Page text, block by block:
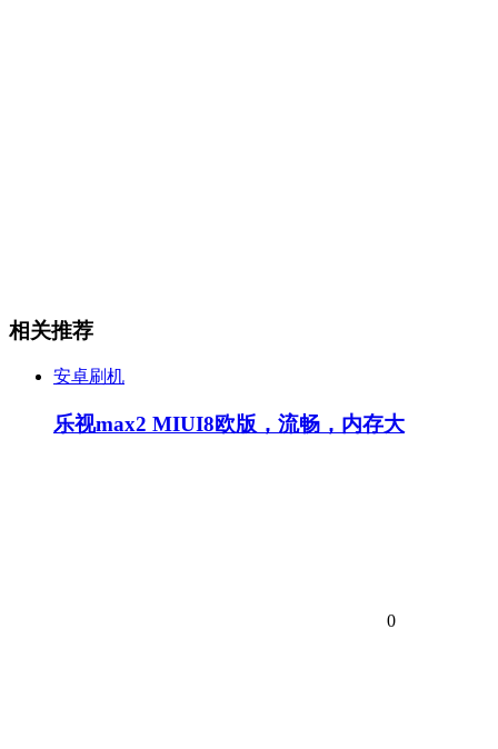
相关推荐
安卓刷机
乐视max2 MIUI8欧版，流畅，内存大
0